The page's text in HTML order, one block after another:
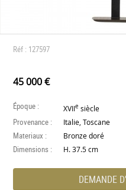
Réf : 127597
45 000 €
Époque : XVIIe siècle
Provenance : Italie, Toscane
Materiaux : Bronze doré
Dimensions : H. 37.5 cm
DEMANDE